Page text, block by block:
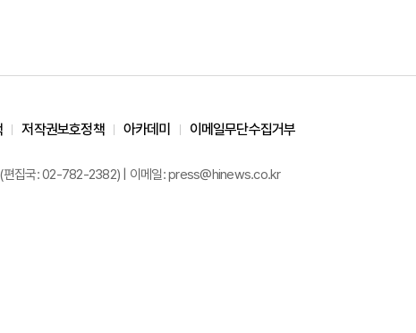
저작권보호정책 아카데미 이메일무단수집거부
편집국: 02-782-2382) | 이메일: press@hinews.co.kr